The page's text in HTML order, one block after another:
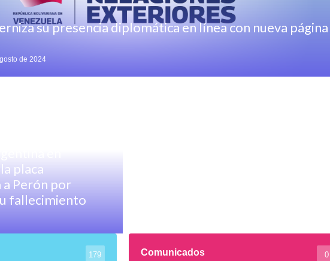
su presencia diplomática en línea con nueva página
de 2024
placa
Perón por
fallecimiento
179 Comunicados 0